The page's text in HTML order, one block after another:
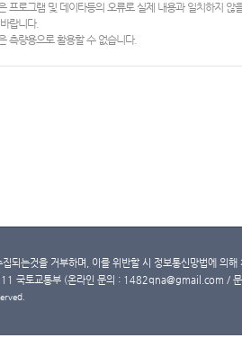
프로그램 및 데이타등의 오류로 실제 내용과 일치하지
랍니다.
측량용으로 활용할 수 없습니다.
되는것을 거부하며, 이를 위반할 시 정보통신망법에 의
국토교통부 (온라인 문의 : 1482qna@gmail.com /